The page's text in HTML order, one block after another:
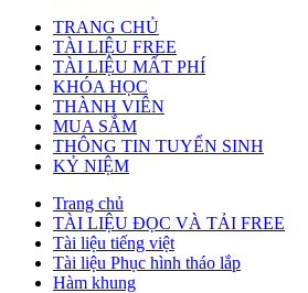
TRANG CHỦ
TÀI LIỆU FREE
TÀI LIỆU MẤT PHÍ
KHÓA HỌC
THÀNH VIÊN
MUA SẮM
THÔNG TIN TUYỂN SINH
KỶ NIỆM
Trang chủ
TÀI LIỆU ĐỌC VÀ TẢI FREE
Tài liệu tiếng việt
Tài liệu Phục hình tháo lắp
Hàm khung